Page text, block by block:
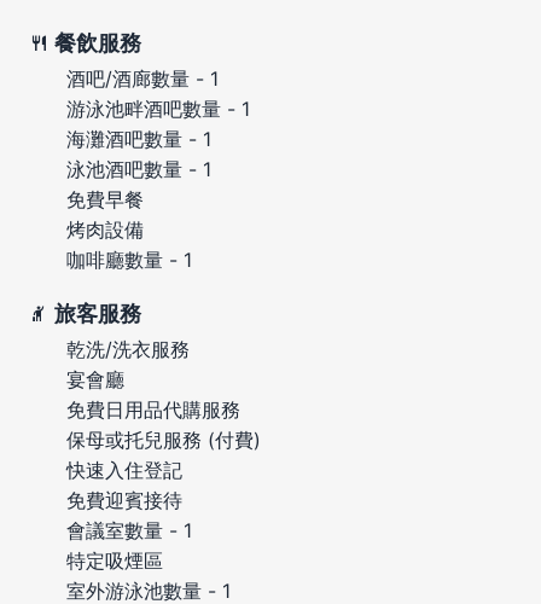
餐飲服務
酒吧/酒廊數量 - 1
游泳池畔酒吧數量 - 1
海灘酒吧數量 - 1
泳池酒吧數量 - 1
免費早餐
烤肉設備
咖啡廳數量 - 1
旅客服務
乾洗/洗衣服務
宴會廳
免費日用品代購服務
保母或托兒服務 (付費)
快速入住登記
免費迎賓接待
會議室數量 - 1
特定吸煙區
室外游泳池數量 - 1